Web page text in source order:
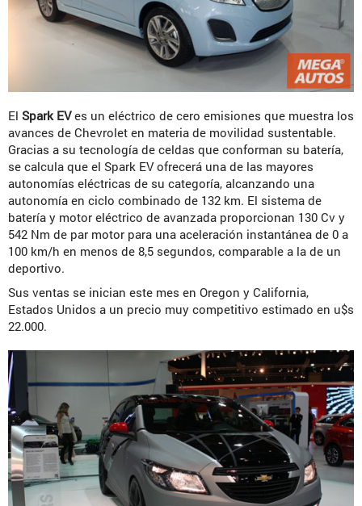
El Spark EVes un eléctrico de cero emisiones que muestra los
avances de Chevrolet en materia de movilidad sustentable.
Gracias a su tecnología de celdas que conforman su batería,
se calcula que el Spark EV ofrecerá una de las mayores
autonomías eléctricas de su categoría, alcanzando una
autonomía en ciclo combinado de 132 km. El sistema de
batería y motor eléctrico de avanzada proporcionan 130 Cv y
542 Nm de par motor para una aceleración instantánea de 0 a
100 km/h en menos de 8,5 segundos, comparable a la de un
deportivo.
Sus ventas se inician este mes en Oregon y California,
Estados Unidos a un precio muy competitivo estimado en u$s
22.000.